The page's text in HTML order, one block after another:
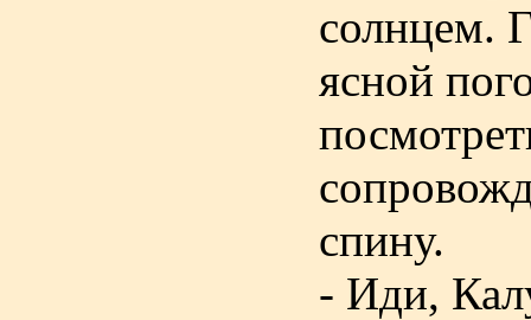
солнцем.
ясной
спину.
- Иди,